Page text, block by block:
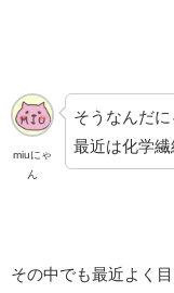
miuにゃ
ん
そうなんだに
最近は化学
その中でも最近よく